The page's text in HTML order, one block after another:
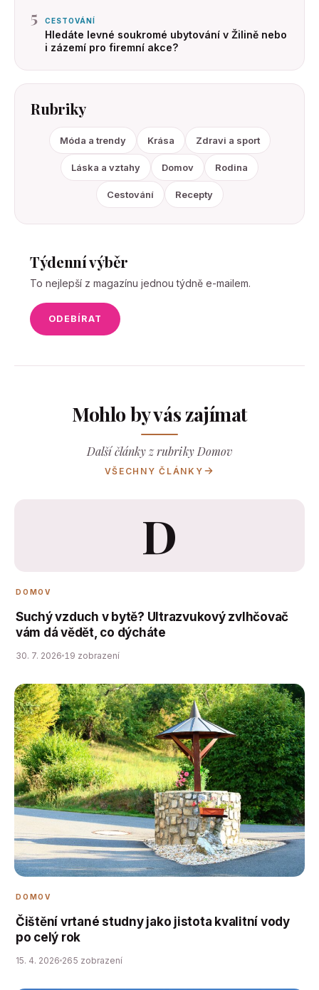
5 CESTOVÁNÍ
Hledáte levné soukromé ubytování v Žilině nebo
i zázemí pro firemní akce?
Rubriky
Móda a trendy Krása Zdravi a sport
Láska a vztahy Domov Rodina
Cestování Recepty
Týdenní výběr
To nejlepší z magazínu jednou týdně e-mailem.
ODEBÍRAT
Mohlo by vás zajímat
Další články z rubriky Domov
VŠECHNY ČLÁNKY
D
DOMOV
Suchý vzduch v bytě? Ultrazvukový zvlhčovač
vám dá vědět, co dýcháte
30. 7. 2026 19 zobrazení
DOMOV
Čištění vrtané studny jako jistota kvalitní vody
po celý rok
15. 4. 2026 265 zobrazení